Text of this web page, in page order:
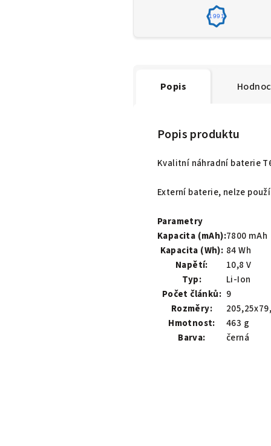
1991
Popis
Popis produktu
Kvalitní náhradní baterie
Externí baterie, nelze
Parametry
Kapacita (mAh):7800 mAh
Kapacita (Wh): 84 Wh
Napětí:
10,8 V
Typ:
Li-Ion
Počet článků: 9
Rozměry:
Hmotnost:
463 g
Barva:
černá